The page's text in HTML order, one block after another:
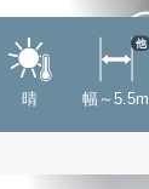
晴 幅～5.5m
他